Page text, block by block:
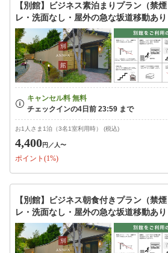
【別館】ビジネス素泊まりプラン（禁
レ・洗面なし・屋外の急な坂道移動あり
お1人さま1泊（3名1室利用時） (税込)
4,400円 ／人〜
ポイント(1%)
【別館】ビジネス朝食付きプラン（禁
レ・洗面なし・屋外の急な坂道移動あり